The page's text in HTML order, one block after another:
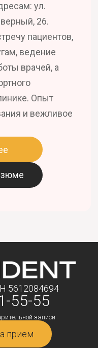
ул.
26.
пациентов,
ведение
врачей, а
Опыт
и вежливое
5612084694
55-55
записи
прием